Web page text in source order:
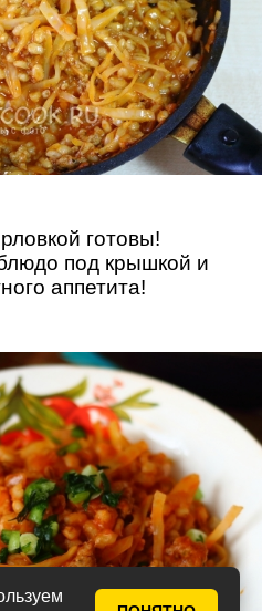
готовы!
под крышкой и
аппетита!